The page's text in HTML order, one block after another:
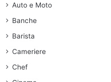
Auto e Moto
Banche
Barista
Cameriere
Chef